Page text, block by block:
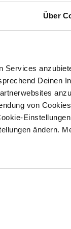
Über
Services
Deinen
von
Einstellungen
ändern.
heiß auf
Woche auf
auswärts